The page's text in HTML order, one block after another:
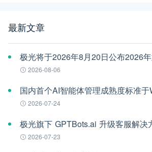
最新文章
极光将于2026年8月20日公布2026
2026-08-06
2026-07-24
2026-07-23